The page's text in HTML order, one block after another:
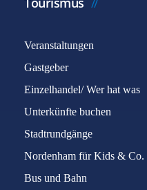
Veranstaltungen
Gastgeber
Einzelhandel/ Wer hat was
Unterkünfte buchen
Stadtrundgänge
Nordenham für Kids & Co.
Bus und Bahn